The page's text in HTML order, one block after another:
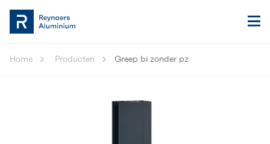
Home Producten Greep bi zonder pz